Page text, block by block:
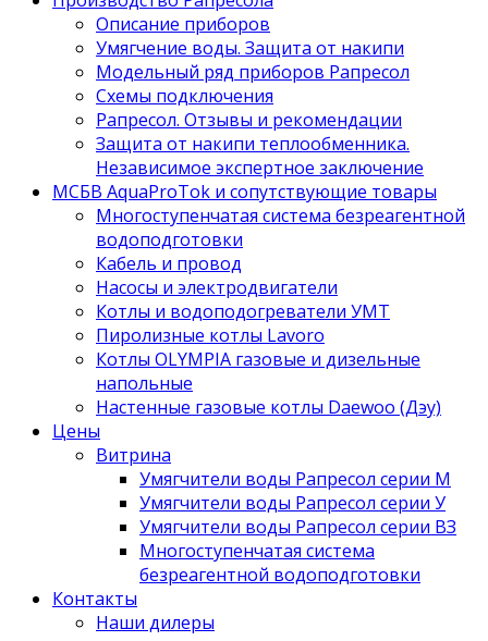
Описание приборов
Умягчение воды. Защита от накипи
Модельный ряд приборов Рапресол
Схемы подключения
Рапресол. Отзывы и рекомендации
Защита от накипи теплообменника.
Независимое экспертное заключение
МСБВ AquaProTok и сопутствующие товары
Многоступенчатая система безреагентной
водоподготовки
Кабель и провод
Насосы и электродвигатели
Котлы и водоподогреватели УМТ
Пиролизные котлы Lavoro
Котлы OLYMPIA газовые и дизельные
напольные
Настенные газовые котлы Daewoo (Дэу)
Цены
Витрина
Умягчители воды Рапресол серии М
Умягчители воды Рапресол серии У
Умягчители воды Рапресол серии ВЗ
Многоступенчатая система
безреагентной водоподготовки
Контакты
Наши дилеры